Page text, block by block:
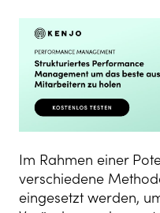
Im Rahmen einer
verschiedene
eingesetzt werden,